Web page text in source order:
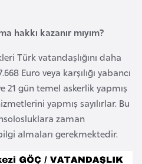
hakkı kazanır mıyım?
Türk vatandaşlığını daha
Euro veya karşılığı yabancı
21 gün temel askerlik yapmış
yapmış sayılırlar. Bu
zaman
almaları gerekmektedir.